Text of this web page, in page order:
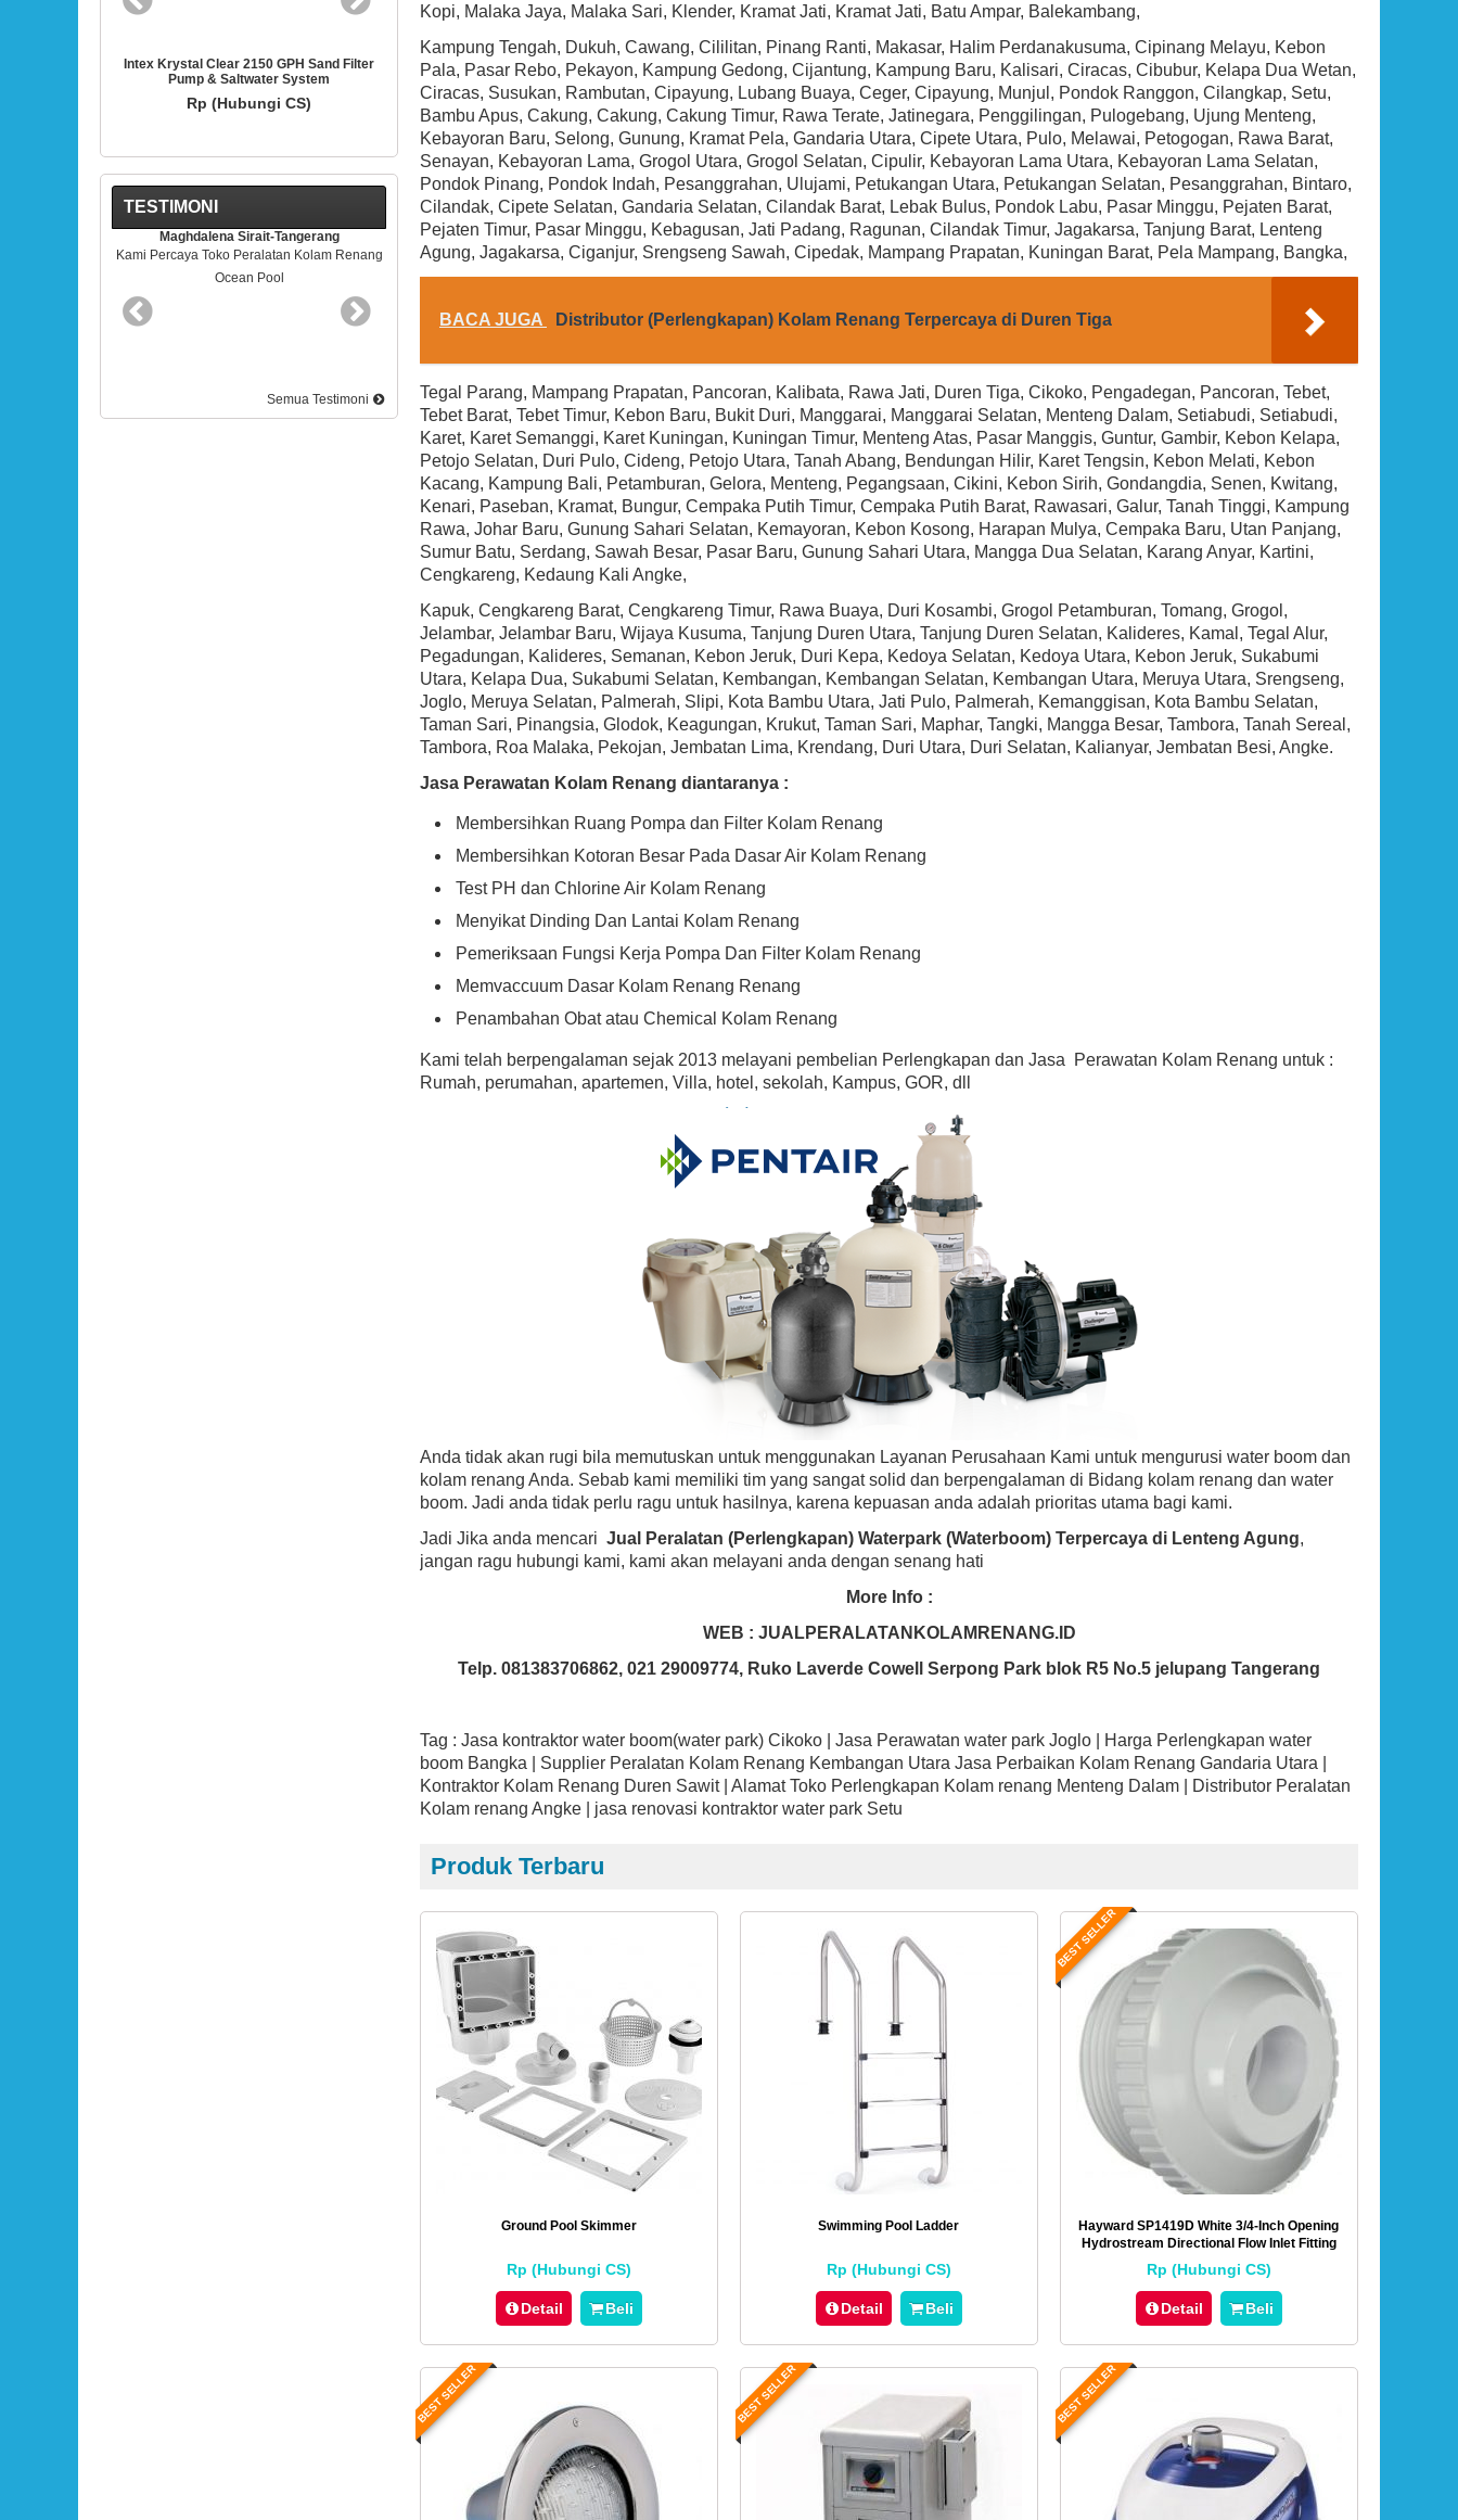
Kopi, Malaka Jaya, Malaka Sari, Klender, Kramat Jati, Kramat Jati, Batu Ampar, Balekambang,
Kampung Tengah, Dukuh, Cawang, Cililitan, Pinang Ranti, Makasar, Halim Perdanakusuma, Cipinang Melayu, Kebon
Pala, Pasar Rebo, Pekayon, Kampung Gedong, Cijantung, Kampung Baru, Kalisari, Ciracas, Cibubur, Kelapa Dua Wetan,
Ciracas, Susukan, Rambutan, Cipayung, Lubang Buaya, Ceger, Cipayung, Munjul, Pondok Ranggon, Cilangkap, Setu,
Bambu Apus, Cakung, Cakung, Cakung Timur, Rawa Terate, Jatinegara, Penggilingan, Pulogebang, Ujung Menteng,
Kebayoran Baru, Selong, Gunung, Kramat Pela, Gandaria Utara, Cipete Utara, Pulo, Melawai, Petogogan, Rawa Barat,
Senayan, Kebayoran Lama, Grogol Utara, Grogol Selatan, Cipulir, Kebayoran Lama Utara, Kebayoran Lama Selatan,
Pondok Pinang, Pondok Indah, Pesanggrahan, Ulujami, Petukangan Utara, Petukangan Selatan, Pesanggrahan, Bintaro,
Cilandak, Cipete Selatan, Gandaria Selatan, Cilandak Barat, Lebak Bulus, Pondok Labu, Pasar Minggu, Pejaten Barat,
Pejaten Timur, Pasar Minggu, Kebagusan, Jati Padang, Ragunan, Cilandak Timur, Jagakarsa, Tanjung Barat, Lenteng
Agung, Jagakarsa, Ciganjur, Srengseng Sawah, Cipedak, Mampang Prapatan, Kuningan Barat, Pela Mampang, Bangka,
BACA JUGA Distributor (Perlengkapan) Kolam Renang Terpercaya di Duren Tiga
Tegal Parang, Mampang Prapatan, Pancoran, Kalibata, Rawa Jati, Duren Tiga, Cikoko, Pengadegan, Pancoran, Tebet,
Tebet Barat, Tebet Timur, Kebon Baru, Bukit Duri, Manggarai, Manggarai Selatan, Menteng Dalam, Setiabudi, Setiabudi,
Karet, Karet Semanggi, Karet Kuningan, Kuningan Timur, Menteng Atas, Pasar Manggis, Guntur, Gambir, Kebon Kelapa,
Petojo Selatan, Duri Pulo, Cideng, Petojo Utara, Tanah Abang, Bendungan Hilir, Karet Tengsin, Kebon Melati, Kebon
Kacang, Kampung Bali, Petamburan, Gelora, Menteng, Pegangsaan, Cikini, Kebon Sirih, Gondangdia, Senen, Kwitang,
Kenari, Paseban, Kramat, Bungur, Cempaka Putih Timur, Cempaka Putih Barat, Rawasari, Galur, Tanah Tinggi, Kampung
Rawa, Johar Baru, Gunung Sahari Selatan, Kemayoran, Kebon Kosong, Harapan Mulya, Cempaka Baru, Utan Panjang,
Sumur Batu, Serdang, Sawah Besar, Pasar Baru, Gunung Sahari Utara, Mangga Dua Selatan, Karang Anyar, Kartini,
Cengkareng, Kedaung Kali Angke,
Kapuk, Cengkareng Barat, Cengkareng Timur, Rawa Buaya, Duri Kosambi, Grogol Petamburan, Tomang, Grogol,
Jelambar, Jelambar Baru, Wijaya Kusuma, Tanjung Duren Utara, Tanjung Duren Selatan, Kalideres, Kamal, Tegal Alur,
Pegadungan, Kalideres, Semanan, Kebon Jeruk, Duri Kepa, Kedoya Selatan, Kedoya Utara, Kebon Jeruk, Sukabumi
Utara, Kelapa Dua, Sukabumi Selatan, Kembangan, Kembangan Selatan, Kembangan Utara, Meruya Utara, Srengseng,
Joglo, Meruya Selatan, Palmerah, Slipi, Kota Bambu Utara, Jati Pulo, Palmerah, Kemanggisan, Kota Bambu Selatan,
Taman Sari, Pinangsia, Glodok, Keagungan, Krukut, Taman Sari, Maphar, Tangki, Mangga Besar, Tambora, Tanah Sereal,
Tambora, Roa Malaka, Pekojan, Jembatan Lima, Krendang, Duri Utara, Duri Selatan, Kalianyar, Jembatan Besi, Angke.
Jasa Perawatan Kolam Renang diantaranya :
Membersihkan Ruang Pompa dan Filter Kolam Renang
Membersihkan Kotoran Besar Pada Dasar Air Kolam Renang
Test PH dan Chlorine Air Kolam Renang
Menyikat Dinding Dan Lantai Kolam Renang
Pemeriksaan Fungsi Kerja Pompa Dan Filter Kolam Renang
Memvaccuum Dasar Kolam Renang Renang
Penambahan Obat atau Chemical Kolam Renang
Kami telah berpengalaman sejak 2013 melayani pembelian Perlengkapan dan Jasa Perawatan Kolam Renang untuk :
Rumah, perumahan, apartemen, Villa, hotel, sekolah, Kampus, GOR, dll
Anda tidak akan rugi bila memutuskan untuk menggunakan Layanan Perusahaan Kami untuk mengurusi water boom dan
kolam renang Anda. Sebab kami memiliki tim yang sangat solid dan berpengalaman di Bidang kolam renang dan water
boom. Jadi anda tidak perlu ragu untuk hasilnya, karena kepuasan anda adalah prioritas utama bagi kami.
Jadi Jika anda mencari Jual Peralatan (Perlengkapan) Waterpark (Waterboom) Terpercaya di Lenteng Agung,
jangan ragu hubungi kami, kami akan melayani anda dengan senang hati
More Info :
WEB : JUALPERALATANKOLAMRENANG.ID
Telp. 081383706862, 021 29009774, Ruko Laverde Cowell Serpong Park blok R5 No.5 jelupang Tangerang
Tag : Jasa kontraktor water boom(water park) Cikoko | Jasa Perawatan water park Joglo | Harga Perlengkapan water
boom Bangka | Supplier Peralatan Kolam Renang Kembangan Utara Jasa Perbaikan Kolam Renang Gandaria Utara |
Kontraktor Kolam Renang Duren Sawit | Alamat Toko Perlengkapan Kolam renang Menteng Dalam | Distributor Peralatan
Kolam renang Angke | jasa renovasi kontraktor water park Setu
Produk Terbaru
Ground Pool Skimmer
Rp (Hubungi CS)
Detail Beli
Swimming Pool Ladder
Rp (Hubungi CS)
Detail Beli
BEST SELLER
Hayward SP1419D White 3/4-Inch Opening
Hydrostream Directional Flow Inlet Fitting
With 1-1/2-Inch MIP Thread
Rp (Hubungi CS)
Detail Beli
BEST SELLER BEST SELLER BEST SELLER
Intex 28635EG Krystal Clear Cartridge Filter
Pump For Above Ground Pools
Rp (Hubungi CS)
Hayward SP1580X15 Power-Flo LX Series 1-
1/2-Horsepower Above-Ground Pool Pump
With Cord
Rp (Hubungi CS)
Hayward SP1593 PowerFlo Matrix 1.5 HP
Above-Ground Swimming Pool Pump
Rp (Hubungi CS)
Hayward SP0714T VariFlo Top-Mount
Control Value, Black
Rp (Hubungi CS)
TESTIMONI
Rudy Kris-BSD Tangerang
Pelayananya Mantap. Terimakasih
Semua Testimoni